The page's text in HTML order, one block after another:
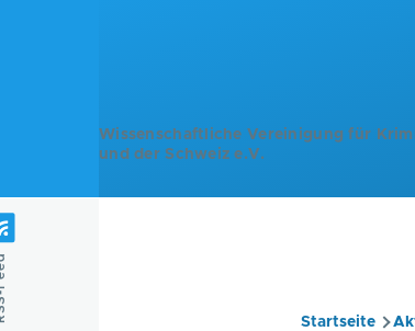
Wissenschaftliche Vereinigung für
und der Schweiz e.V.
Startseite